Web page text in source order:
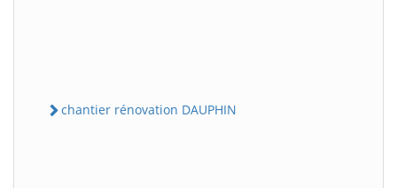
chantier rénovation DAUPHIN